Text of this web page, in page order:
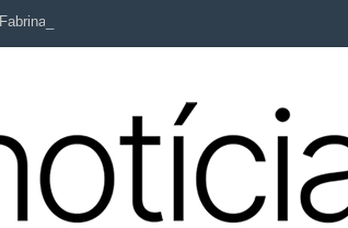
Fabrina Mahin e a arte de reconstruir confiança